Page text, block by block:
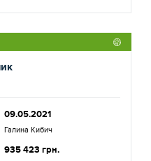
09.05.2021
Галина Кибич
935 423 грн.